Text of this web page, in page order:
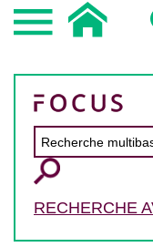
RECHERCHE